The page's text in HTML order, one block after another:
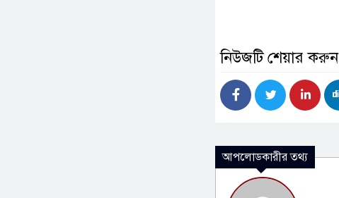
নিউজটি শেয়ার করুন
আপলোডকারীর তথ্য